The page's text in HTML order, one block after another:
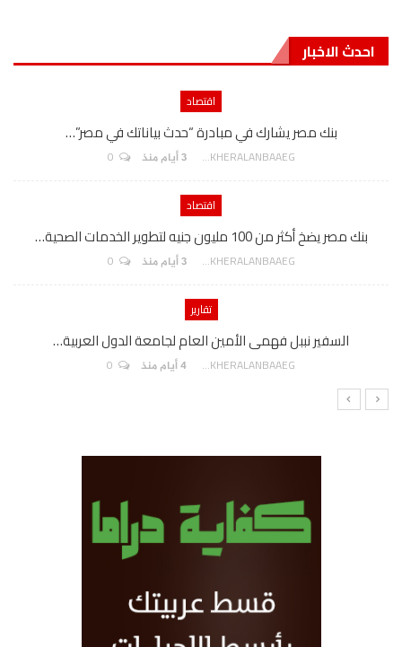
احدث الاخبار
اقتصاد
بنك مصر يشارك في مبادرة “حدث بياناتك في مصر”…
AKHERALANBAAEG 3 أيام منذ
اقتصاد
بنك مصر يضخ أكثر من 100 مليون جنيه لتطوير الخدمات الصحية…
AKHERALANBAAEG 3 أيام منذ
تقارير
السفير نببل فهمى الأمين العام لجامعة الدول العربية…
AKHERALANBAAEG 4 أيام منذ